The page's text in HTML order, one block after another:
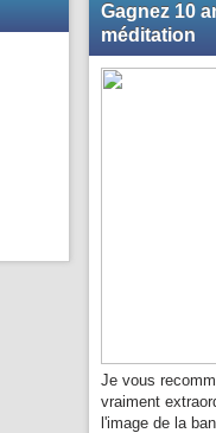
Gagnez 10
méditation
Je vous
vraiment
l'image de la